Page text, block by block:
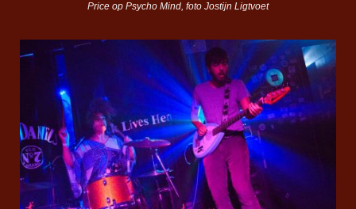
Price op Psycho Mind, foto Jostijn Ligtvoet